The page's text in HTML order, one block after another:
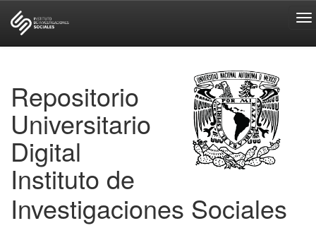
Repositorio
Universitario
Digital
Instituto de
Investigaciones Sociales